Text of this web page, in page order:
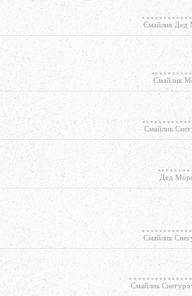
Смайлик Дед
Смайлик
Смайлик
Дед
Смайлик
Смайлик